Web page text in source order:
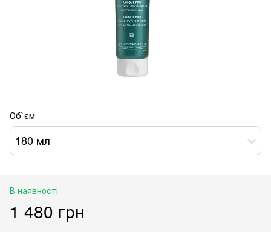
Об`єм
180 мл
В наявності
1 480 грн